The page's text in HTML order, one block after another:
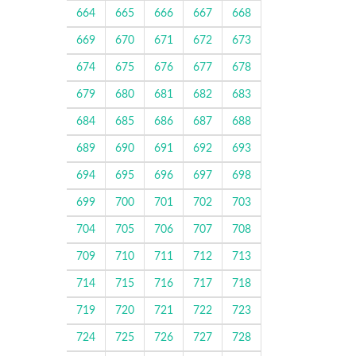
664 665 666 667 668
669 670 671 672 673
674 675 676 677 678
679 680 681 682 683
684 685 686 687 688
689 690 691 692 693
694 695 696 697 698
699 700 701 702 703
704 705 706 707 708
709 710 711 712 713
714 715 716 717 718
719 720 721 722 723
724 725 726 727 728